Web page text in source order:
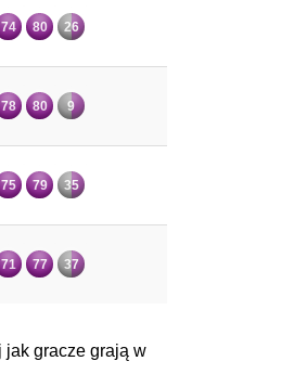
74 80 26
78 80 9
75 79 35
71 77 37
jak gracze grają w